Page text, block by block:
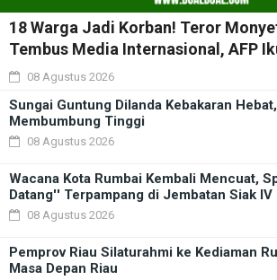
18 Warga Jadi Korban! Teror
Tembus Media Internasional, AFP
08 Agustus 2026
Sungai Guntung Dilanda Kebakaran
Membumbung Tinggi
08 Agustus 2026
Wacana Kota Rumbai Kembali Mencuat,
Datang'' Terpampang di Jembatan Siak IV
08 Agustus 2026
Pemprov Riau Silaturahmi ke Kediaman
Masa Depan Riau